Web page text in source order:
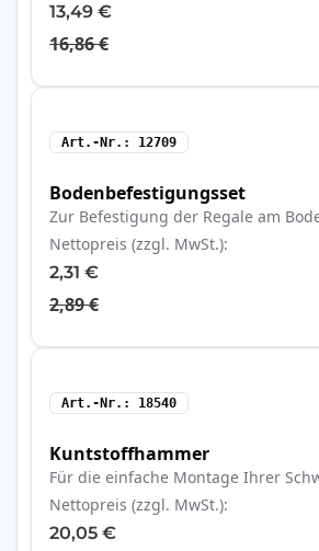
13,49 €
16,86 €
Art.-Nr. 12709
Bodenbefestigungsset
Zur Befestigung der Regale am
Nettopreis (zzgl. MwSt.)
2,31 €
2,89 €
Art.-Nr. 18540
Kuntstoffhammer
Für die einfache Montage Ihrer
Nettopreis (zzgl. MwSt.)
20,05 €